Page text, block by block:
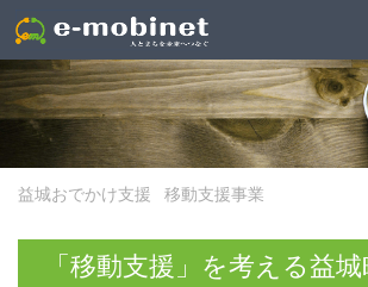
益城おでかけ支援 移動支援事業
「移動支援」を考える益